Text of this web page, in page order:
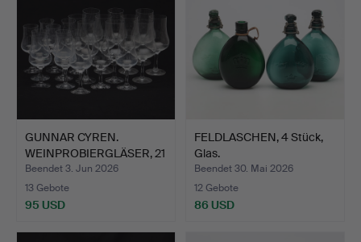
GUNNAR CYREN.
WEINPROBIERGLÄSER, 21
Stück,…
Beendet 3. Jun 2026
13 Gebote
95 USD
FELDLASCHEN, 4 Stück,
Glas.
Beendet 30. Mai 2026
12 Gebote
86 USD